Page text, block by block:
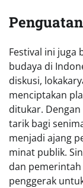
Festival ini juga
budaya di
diskusi,
menciptakan
ditukar.
tarik bagi
menjadi ajang
minat publik.
dan
penggerak